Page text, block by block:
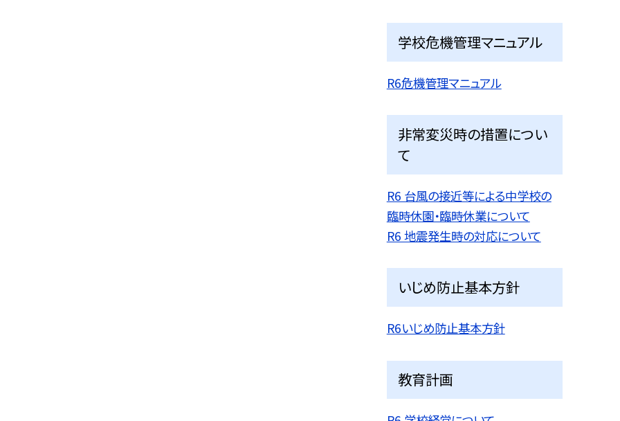
学校危機管理マニュアル
R6危機管理マニュアル
非常変災時の措置につい
て
R6 台風の接近等による中学校の
臨時休園・臨時休業について
R6 地震発生時の対応について
いじめ防止基本方針
R6いじめ防止基本方針
教育計画